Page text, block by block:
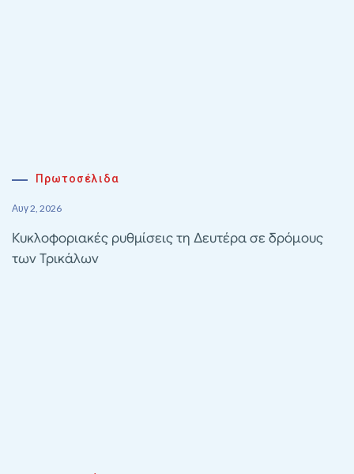
Πρωτοσέλιδα
Αυγ 2, 2026
Κυκλοφοριακές ρυθμίσεις τη Δευτέρα σε δρόμους
των Τρικάλων